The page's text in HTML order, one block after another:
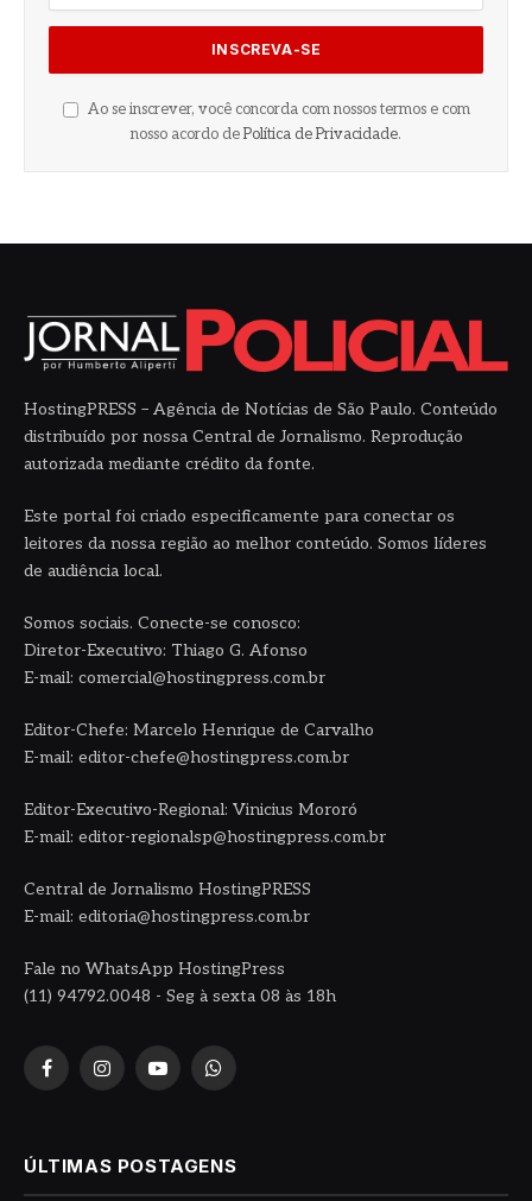
Ao se inscrever, você concorda com nossos termos e com
nosso acordo de Política de Privacidade.
HostingPRESS – Agência de Notícias de São Paulo. Conteúdo
distribuído por nossa Central de Jornalismo. Reprodução
autorizada mediante crédito da fonte.
Este portal foi criado especificamente para conectar os
leitores da nossa região ao melhor conteúdo. Somos líderes
de audiência local.
Somos sociais. Conecte-se conosco:
Diretor-Executivo: Thiago G. Afonso
E-mail: comercial@hostingpress.com.br
Editor-Chefe: Marcelo Henrique de Carvalho
E-mail: editor-chefe@hostingpress.com.br
Editor-Executivo-Regional: Vinicius Mororó
E-mail: editor-regionalsp@hostingpress.com.br
Central de Jornalismo HostingPRESS
E-mail: editoria@hostingpress.com.br
Fale no WhatsApp HostingPress
(11) 94792.0048 - Seg à sexta 08 às 18h
FacebookInstagramYouTubeWhatsApp
ÚLTIMAS POSTAGENS